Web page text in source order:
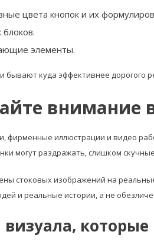
цвета кнопок и их
элементы.
бывают куда эффективнее дорогого
внимание
фирменные иллюстрации и видео
могут раздражать, слишком
стоковых изображений на
и реальные истории, а не